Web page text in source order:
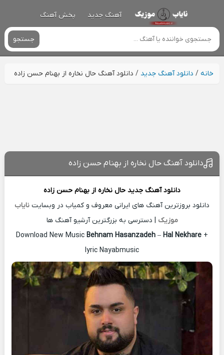
آهنگ جدید پخش آهنگ
جستجو
خانه/ دانلود آهنگ جدید / دانلود آهنگ حال نخاره از بهنام حسن زاده
دانلود آهنگ حال نخاره از بهنام حسن زاده
دانلود آهنگ جدید حال نخاره از بهنام حسن زاده
دانلود بروزترین آهنگ های ایرانی معروف و کمیاب در وبسایت نایاب
موزیک | دسترسی به بزرگترین آرشیو آهنگ ها
Download New Music Behnam Hasanzadeh – Hal Nekhare +
lyric Nayabmusic